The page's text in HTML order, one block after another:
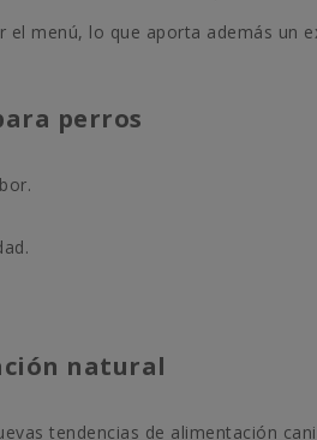
menú, lo que aporta además un
perros
natural
tendencias de alimentación